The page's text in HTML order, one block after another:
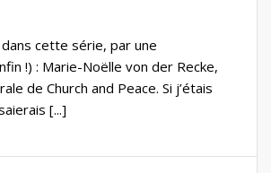
cette série, par une
!) : Marie-Noëlle von der Recke,
de Church and Peace. Si j’étais
[...]